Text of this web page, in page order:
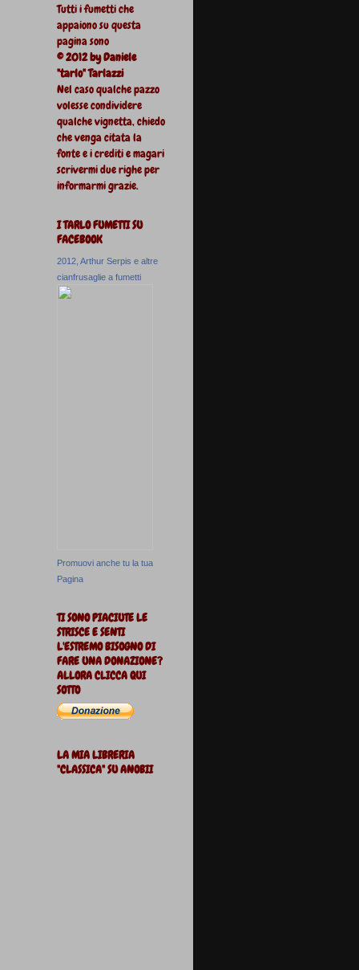
Tutti i fumetti che
appaiono su questa
pagina sono
© 2012 by Daniele
"tarlo" Tarlazzi
Nel caso qualche pazzo
volesse condividere
qualche vignetta, chiedo
che venga citata la
fonte e i crediti e magari
scrivermi due righe per
informarmi grazie.
I TARLO FUMETTI SU
FACEBOOK
2012, Arthur Serpis e altre
cianfrusaglie a fumetti
Promuovi anche tu la tua
Pagina
TI SONO PIACIUTE LE
STRISCE E SENTI
L'ESTREMO BISOGNO DI
FARE UNA DONAZIONE?
ALLORA CLICCA QUI
SOTTO
LA MIA LIBRERIA
"CLASSICA" SU ANOBII